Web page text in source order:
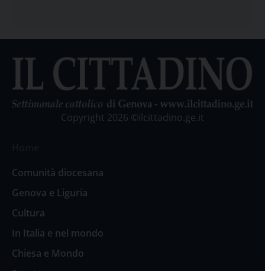
Copyright 2026 ©ilcittadino.ge.it
Comunità diocesana
Genova e Liguria
Cultura
In Italia e nel mondo
Chiesa e Mondo